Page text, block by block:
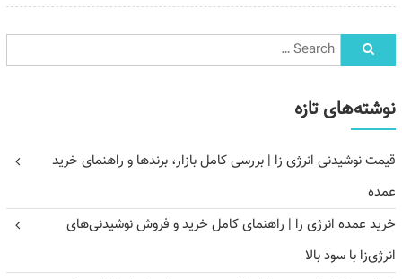
نوشته‌های تازه
قیمت نوشیدنی انرژی زا | بررسی کامل بازار، برندها و راهنمای خرید
عمده
خرید عمده انرژی زا | راهنمای کامل خرید و فروش نوشیدنی‌های
انرژی‌زا با سود بالا